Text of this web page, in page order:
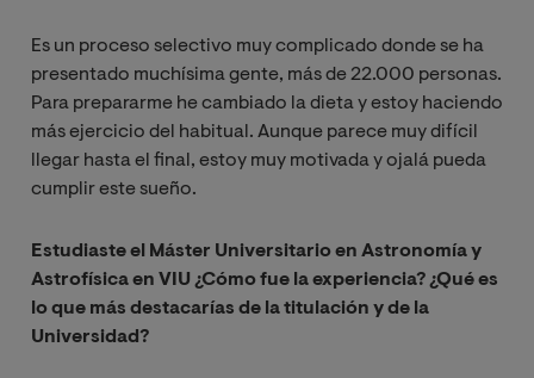
Es un proceso selectivo muy complicado donde se ha
presentado muchísima gente, más de 22.000 personas.
Para prepararme he cambiado la dieta y estoy haciendo
más ejercicio del habitual. Aunque parece muy difícil
llegar hasta el final, estoy muy motivada y ojalá pueda
cumplir este sueño.
Estudiaste el Máster Universitario en Astronomía y
Astrofísica en VIU ¿Cómo fue la experiencia? ¿Qué es
lo que más destacarías de la titulación y de la
Universidad?